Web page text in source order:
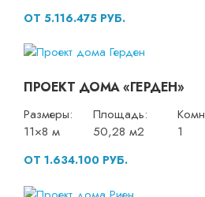
ОТ 5.116.475 РУБ.
ПРОЕКТ ДОМА «ГЕРДЕН»
Размеры:
11×8 м
Площадь:
50,28 м2
1
ОТ 1.634.100 РУБ.